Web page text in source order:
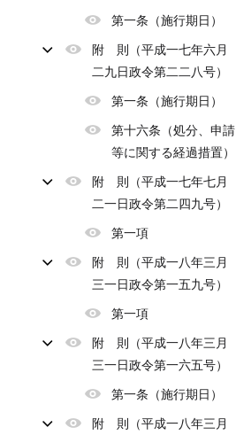
第一条（施行期日）
附 則（平成一七年六月
二九日政令第二二八号）
第一条（施行期日）
第十六条（処分、申請
等に関する経過措置）
附 則（平成一七年七月
二一日政令第二四九号）
第一項
附 則（平成一八年三月
三一日政令第一五九号）
第一項
附 則（平成一八年三月
三一日政令第一六五号）
第一条（施行期日）
附 則（平成一八年三月